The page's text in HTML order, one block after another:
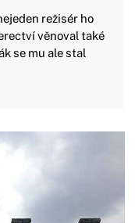
režisér ho
věnoval také
se mu ale stal